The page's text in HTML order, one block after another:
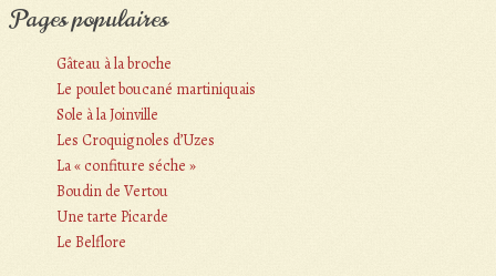
Pages populaires
Gâteau à la broche
Le poulet boucané martiniquais
Sole à la Joinville
Les Croquignoles d’Uzes
La « confiture séche »
Boudin de Vertou
Une tarte Picarde
Le Belflore